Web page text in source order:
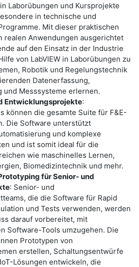
Laborübungen und Kursprojekte
in technische und
Mit dieser praktischen
realen Anwendungen ausgerichtet
auf den Einsatz in der Industrie
von LabVIEW in Laborübungen zu
Robotik und Regelungstechnik
Datenerfassung,
und Messsysteme erlernen.
Entwicklungsprojekte:
können die gesamte Suite für F&E-
Die Software unterstützt
und komplexe
und ist somit ideal für die
wie maschinelles Lernen,
Biomedizintechnik und mehr.
für Senior- und
: Senior- und
die die Software für Rapid
und Tests verwenden, werden
darauf vorbereitet, mit
Software-Tools umzugehen. Die
Prototypen von
erstellen, Schaltungsentwürfe
Lösungen entwickeln, die